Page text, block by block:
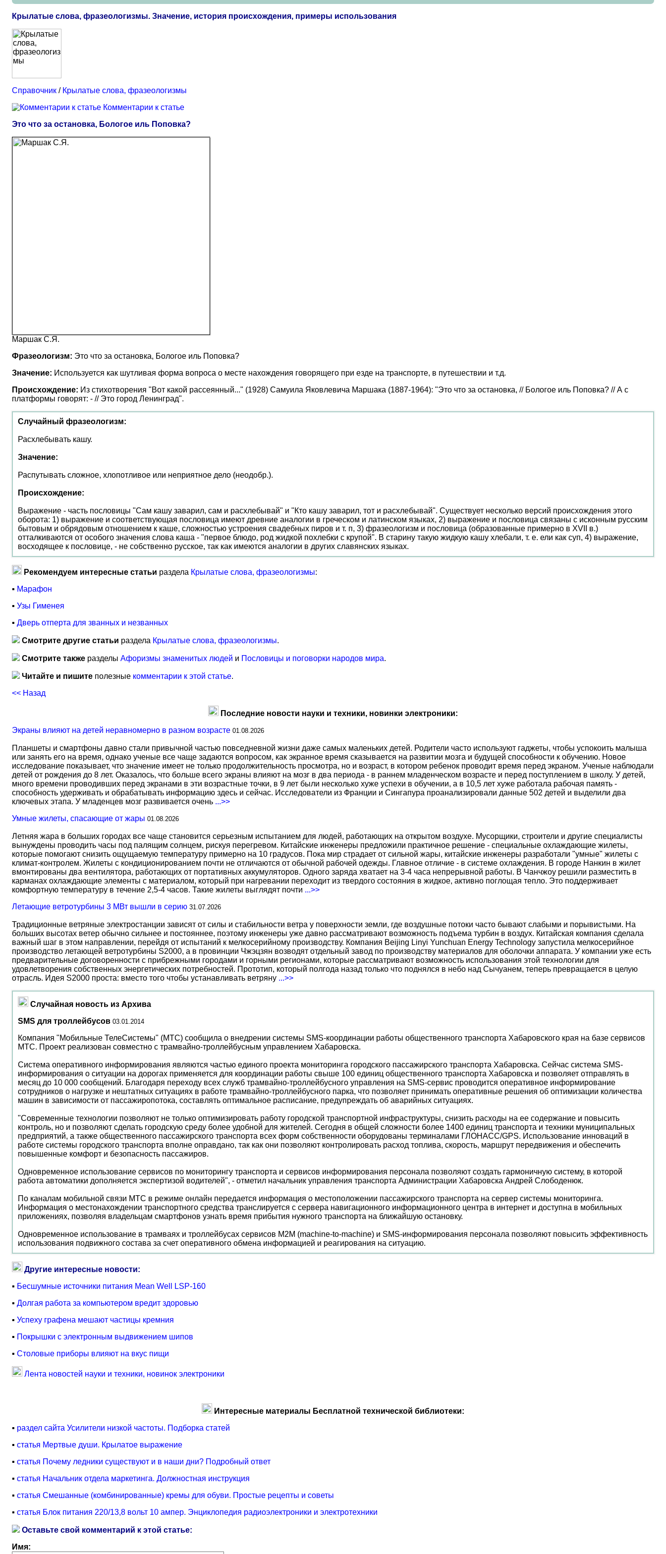
Крылатые слова, фразеологизмы. Значение, история происхождения, примеры использования
Справочник / Крылатые слова, фразеологизмы
Комментарии к статье
Это что за остановка, Бологое иль Поповка?
Маршак С.Я.
Фразеологизм: Это что за остановка, Бологое иль Поповка?
Значение: Используется как шутливая форма вопроса о месте нахождения говорящего при езде на транспорте, в путешествии и т.д.
Происхождение: Из стихотворения "Вот какой рассеянный..." (1928) Самуила Яковлевича Маршака (1887-1964): "Это что за остановка, // Бологое иль Поповка? // А с
платформы говорят: - // Это город Ленинград".
Случайный фразеологизм:
Расхлебывать кашу.
Значение:
Распутывать сложное, хлопотливое или неприятное дело (неодобр.).
Происхождение:
Выражение - часть пословицы "Сам кашу заварил, сам и расхлебывай" и "Кто кашу заварил, тот и расхлебывай". Существует несколько версий происхождения этого
оборота: 1) выражение и соответствующая пословица имеют древние аналогии в греческом и латинском языках, 2) выражение и пословица связаны с исконным русским
бытовым и обрядовым отношением к каше, сложностью устроения свадебных пиров и т. п, 3) фразеологизм и пословица (образованные примерно в XVII в.)
отталкиваются от особого значения слова каша - "первое блюдо, род жидкой похлебки с крупой". В старину такую жидкую кашу хлебали, т. е. ели как суп, 4) выражение,
восходящее к пословице, - не собственно русское, так как имеются аналогии в других славянских языках.
Рекомендуем интересные статьи раздела Крылатые слова, фразеологизмы:
▪ Марафон
▪ Узы Гименея
▪ Дверь отперта для званных и незванных
Смотрите другие статьи раздела Крылатые слова, фразеологизмы.
Смотрите также разделы Афоризмы знаменитых людей и Пословицы и поговорки народов мира.
Читайте и пишите полезные комментарии к этой статье.
<< Назад
Последние новости науки и техники, новинки электроники:
Экраны влияют на детей неравномерно в разном возрасте 01.08.2026
Планшеты и смартфоны давно стали привычной частью повседневной жизни даже самых маленьких детей. Родители часто используют гаджеты, чтобы успокоить малыша
или занять его на время, однако ученые все чаще задаются вопросом, как экранное время сказывается на развитии мозга и будущей способности к обучению. Новое
исследование показывает, что значение имеет не только продолжительность просмотра, но и возраст, в котором ребенок проводит время перед экраном. Ученые наблюдали
детей от рождения до 8 лет. Оказалось, что больше всего экраны влияют на мозг в два периода - в раннем младенческом возрасте и перед поступлением в школу. У детей,
много времени проводивших перед экранами в эти возрастные точки, в 9 лет были несколько хуже успехи в обучении, а в 10,5 лет хуже работала рабочая память -
способность удерживать и обрабатывать информацию здесь и сейчас. Исследователи из Франции и Сингапура проанализировали данные 502 детей и выделили два
ключевых этапа. У младенцев мозг развивается очень ...>>
Умные жилеты, спасающие от жары 01.08.2026
Летняя жара в больших городах все чаще становится серьезным испытанием для людей, работающих на открытом воздухе. Мусорщики, строители и другие специалисты
вынуждены проводить часы под палящим солнцем, рискуя перегревом. Китайские инженеры предложили практичное решение - специальные охлаждающие жилеты,
которые помогают снизить ощущаемую температуру примерно на 10 градусов. Пока мир страдает от сильной жары, китайские инженеры разработали "умные" жилеты с
климат-контролем. Жилеты с кондиционированием почти не отличаются от обычной рабочей одежды. Главное отличие - в системе охлаждения. В городе Нанкин в жилет
вмонтированы два вентилятора, работающих от портативных аккумуляторов. Одного заряда хватает на 3-4 часа непрерывной работы. В Чанчжоу решили разместить в
карманах охлаждающие элементы с материалом, который при нагревании переходит из твердого состояния в жидкое, активно поглощая тепло. Это поддерживает
комфортную температуру в течение 2,5-4 часов. Такие жилеты выглядят почти ...>>
Летающие ветротурбины 3 МВт вышли в серию 31.07.2026
Традиционные ветряные электростанции зависят от силы и стабильности ветра у поверхности земли, где воздушные потоки часто бывают слабыми и порывистыми. На
больших высотах ветер обычно сильнее и постояннее, поэтому инженеры уже давно рассматривают возможность подъема турбин в воздух. Китайская компания сделала
важный шаг в этом направлении, перейдя от испытаний к мелкосерийному производству. Компания Beijing Linyi Yunchuan Energy Technology запустила мелкосерийное
производство летающей ветротурбины S2000, а в провинции Чжэцзян возводят отдельный завод по производству материалов для оболочки аппарата. У компании уже есть
предварительные договоренности с прибрежными городами и горными регионами, которые рассматривают возможность использования этой технологии для
удовлетворения собственных энергетических потребностей. Прототип, который полгода назад только что поднялся в небо над Сычуанем, теперь превращается в целую
отрасль. Идея S2000 проста: вместо того чтобы устанавливать ветряну ...>>
Случайная новость из Архива
SMS для троллейбусов 03.01.2014
Компания "Мобильные ТелеСистемы" (МТС) сообщила о внедрении системы SMS-координации работы общественного транспорта Хабаровского края на базе сервисов
МТС. Проект реализован совместно с трамвайно-троллейбусным управлением Хабаровска.
Система оперативного информирования являются частью единого проекта мониторинга городского пассажирского транспорта Хабаровска. Сейчас система SMS-
информирования о ситуации на дорогах применяется для координации работы свыше 100 единиц общественного транспорта Хабаровска и позволяет отправлять в
месяц до 10 000 сообщений. Благодаря переходу всех служб трамвайно-троллейбусного управления на SMS-сервис проводится оперативное информирование
сотрудников о нагрузке и нештатных ситуациях в работе трамвайно-троллейбусного парка, что позволяет принимать оперативные решения об оптимизации количества
машин в зависимости от пассажиропотока, составлять оптимальное расписание, предупреждать об аварийных ситуациях.
"Современные технологии позволяют не только оптимизировать работу городской транспортной инфраструктуры, снизить расходы на ее содержание и повысить
контроль, но и позволяют сделать городскую среду более удобной для жителей. Сегодня в общей сложности более 1400 единиц транспорта и техники муниципальных
предприятий, а также общественного пассажирского транспорта всех форм собственности оборудованы терминалами ГЛОНАСС/GPS. Использование инноваций в
работе системы городского транспорта вполне оправдано, так как они позволяют контролировать расход топлива, скорость, маршрут передвижения и обеспечить
повышенные комфорт и безопасность пассажиров.
Одновременное использование сервисов по мониторингу транспорта и сервисов информирования персонала позволяют создать гармоничную систему, в которой
работа автоматики дополняется экспертизой водителей", - отметил начальник управления транспорта Администрации Хабаровска Андрей Слободенюк.
По каналам мобильной связи МТС в режиме онлайн передается информация о местоположении пассажирского транспорта на сервер системы мониторинга.
Информация о местонахождении транспортного средства транслируется с сервера навигационного информационного центра в интернет и доступна в мобильных
приложениях, позволяя владельцам смартфонов узнать время прибытия нужного транспорта на ближайшую остановку.
Одновременное использование в трамваях и троллейбусах сервисов M2M (machine-to-machine) и SMS-информирования персонала позволяют повысить эффективность
использования подвижного состава за счет оперативного обмена информацией и реагирования на ситуацию.
Другие интересные новости:
▪ Бесшумные источники питания Mean Well LSP-160
▪ Долгая работа за компьютером вредит здоровью
▪ Успеху графена мешают частицы кремния
▪ Покрышки с электронным выдвижением шипов
▪ Столовые приборы влияют на вкус пищи
Лента новостей науки и техники, новинок электроники
Интересные материалы Бесплатной технической библиотеки:
▪ раздел сайта Усилители низкой частоты. Подборка статей
▪ статья Мертвые души. Крылатое выражение
▪ статья Почему ледники существуют и в наши дни? Подробный ответ
▪ статья Начальник отдела маркетинга. Должностная инструкция
▪ статья Смешанные (комбинированные) кремы для обуви. Простые рецепты и советы
▪ статья Блок питания 220/13,8 вольт 10 ампер. Энциклопедия радиоэлектроники и электротехники
Оставьте свой комментарий к этой статье:
Имя: